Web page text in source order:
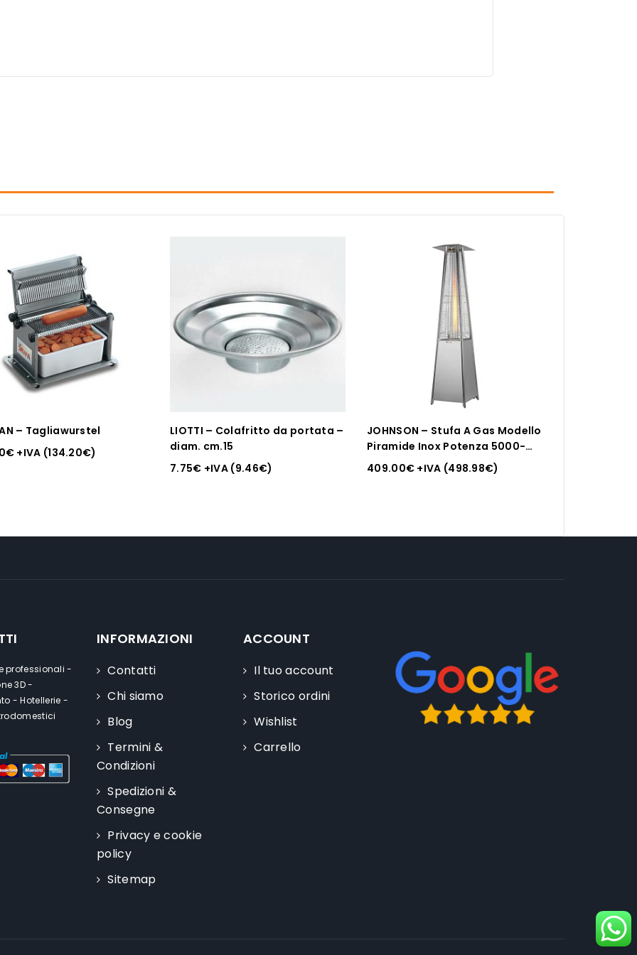
– Tagliawurstel
€ +IVA (134.20€)
LIOTTI – Colafritto da portata –
diam. cm.15
7.75€ +IVA (9.46€)
JOHNSON – Stufa A Gas Modello
Piramide Inox Potenza 5000-
9300 W
409.00€ +IVA (498.98€)
professionali -
3D -
- Hotellerie -
INFORMAZIONI
Contatti
Chi siamo
Blog
Termini &
Condizioni
Spedizioni &
Consegne
Privacy e cookie
policy
Sitemap
ACCOUNT
Il tuo account
Storico ordini
Wishlist
Carrello